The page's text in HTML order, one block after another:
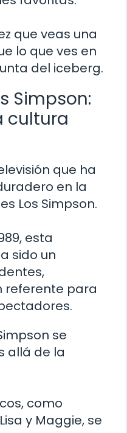
que veas una
lo que ves en
del iceberg.
Simpson:
cultura
que ha
en la
Los Simpson.
esta
sido un
referente para
se
allá de la
como
y Maggie, se